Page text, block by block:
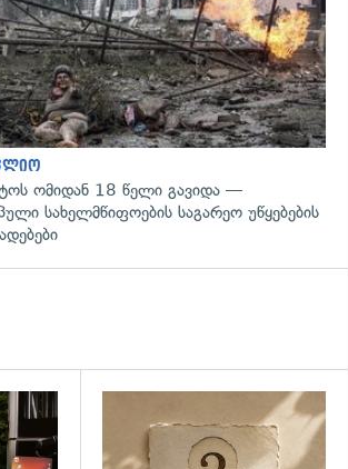
ომიდან 18 წელი გავიდა —
სახელმწიფოების საგარეო უწყებების